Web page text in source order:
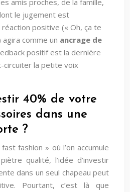
amis proches, de la famille,
le jugement est
positive (« Oh, ça te
agira comme un ancrage de
positif est la dernière
circuiter la petite voix
40% de votre
dans une
?
fashion » où l’on accumule
qualité, l’idée d’investir
dans un seul chapeau peut
Pourtant, c’est là que